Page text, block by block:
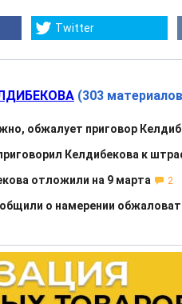
Twitter
(303
обжалует приговор
Келдибекова к
отложили на 9 марта 2
о намерении